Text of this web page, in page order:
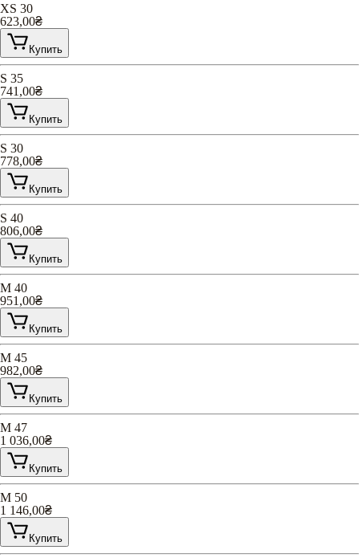
XS 30
623,00₴
Купить
S 35
741,00₴
Купить
S 30
778,00₴
Купить
S 40
806,00₴
Купить
M 40
951,00₴
Купить
M 45
982,00₴
Купить
M 47
1 036,00₴
Купить
M 50
1 146,00₴
Купить